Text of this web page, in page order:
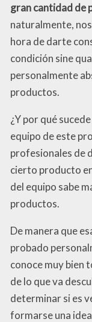
gran cantidad de
naturalmente,
hora de darte
condición sine
personalmente
productos.
¿Y por qué
equipo de este
profesionales de
cierto producto
del equipo sabe
productos.
De manera que
probado
conoce muy bien
de lo que va
determinar si es
formarse una